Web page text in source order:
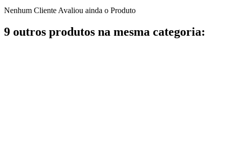
Nenhum Cliente Avaliou ainda o Produto
9 outros produtos na mesma categoria: